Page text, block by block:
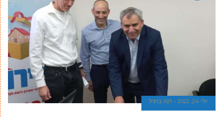
יולי 24, 2022 דנה ברגיל